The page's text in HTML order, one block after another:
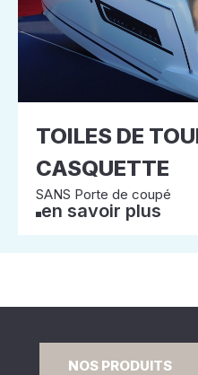
TOILES DE
CASQUETTE
SANS Porte de coupé
en savoir plus
NOS PRODUITS